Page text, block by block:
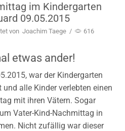
im Kindergarten
09.05.2015
von Joachim Taege / 616
etwas ander!
war der Kindergarten
alle Kinder verlebten einen
mit ihren Vätern. Sogar
Vater-Kind-Nachmittag in
Nicht zufällig war dieser